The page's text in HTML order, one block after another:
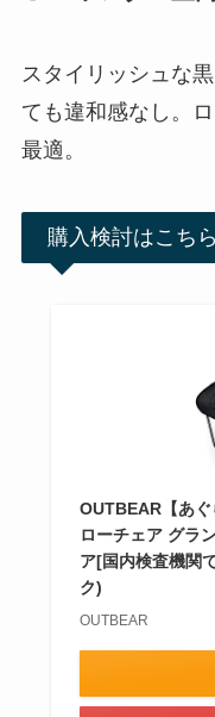
スタイリッシュな
ても違和感なし。
最適。
購入検討はこち
OUTBEAR【あ
ローチェア グラ
ア[国内検査機関
ク)
OUTBEAR